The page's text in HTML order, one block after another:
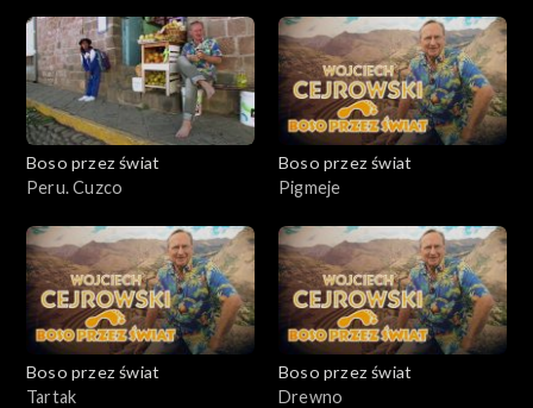
Boso przez świat
Peru. Cuzco
Boso przez świat
Pigmeje
Boso przez świat
Tartak
Boso przez świat
Drewno